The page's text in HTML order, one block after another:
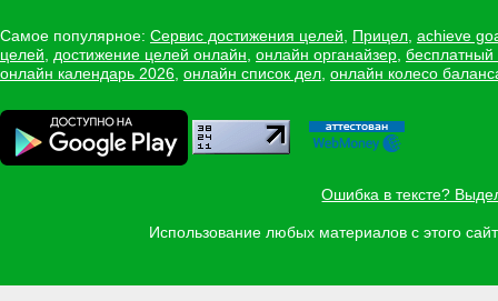
Самое популярное: Сервис достижения целей Прицел achieve
целей
достижение целей онлайн онлайн органайзер
онлайн календарь 2026 онлайн список дел онлайн колесо
Ошибка в тексте?
Использование любых материалов с этого